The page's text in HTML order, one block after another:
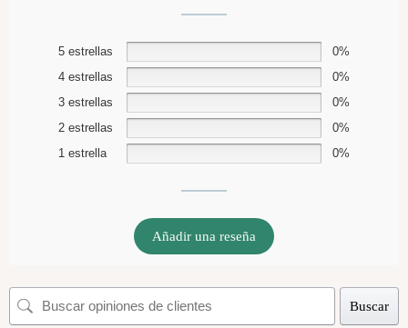
5 estrellas
0%
4 estrellas
0%
3 estrellas
0%
2 estrellas
0%
1 estrella
0%
Añadir una reseña
Buscar